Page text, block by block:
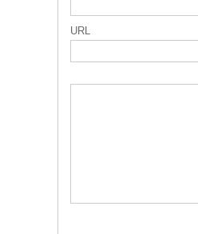
URL